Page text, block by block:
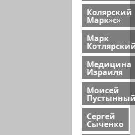
Колярский
Марк»с»
Марк
Медицина
Израиля
Моисей
Сергей
Сыченко